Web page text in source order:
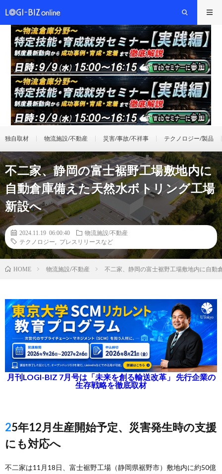
独自取材 物流施設/不動産 災害/事故/不祥事 テクノロジー/製品
不二家、静岡の富士裾野工場敷地内に
自動倉庫備えた天然水ボトリング工場
新設へ
2024.11.19 06:00:40
物流施設/不動産
テクノロジー
プレスリリースなど
HOME 物流施設/不動産 不二家、静岡の富士裾野工場敷地内に自動
月刊LOGI-BIZ 7月号は「未来を創る輸送改革」 先行企業の
生存戦略を徹底取材
25年12月生産開始予定、災害発生時の支援
にも対応へ
不二家は11月18日、富士裾野工場（静岡県裾野市）敷地内に約50億